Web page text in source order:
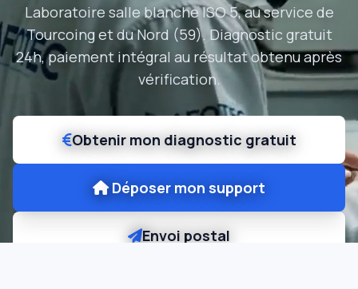
Laboratoire salle blanche ISO 5, au service de
Tourcoing et du Nord (59). Diagnostic gratuit
24h, paiement intégral au résultat obtenu après
vérification.
Obtenir mon diagnostic gratuit
Déposer mon support
Envoi postal